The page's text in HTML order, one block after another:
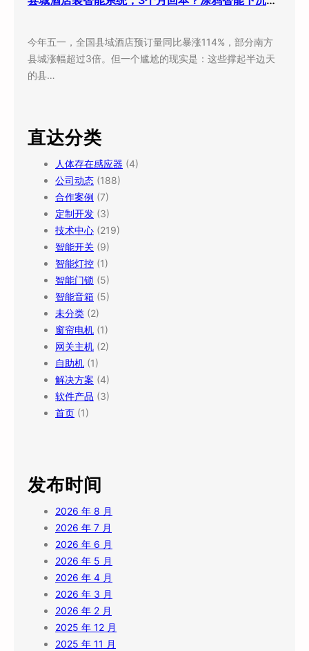
今年五一，全国县域酒店预订量同比暴涨114%，部分南方
县城涨幅超过3倍。但一个尴尬的现实是：这些撑起半边天
的县…
直达分类
人体存在感应器 (4)
公司动态 (188)
合作案例 (7)
定制开发 (3)
技术中心 (219)
智能开关 (9)
智能灯控 (1)
智能门锁 (5)
智能音箱 (5)
未分类 (2)
窗帘电机 (1)
网关主机 (2)
自助机 (1)
解决方案 (4)
软件产品 (3)
首页 (1)
发布时间
2026 年 8 月
2026 年 7 月
2026 年 6 月
2026 年 5 月
2026 年 4 月
2026 年 3 月
2026 年 2 月
2025 年 12 月
2025 年 11 月